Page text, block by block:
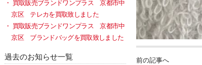
前の記事へ
買取販売ブランドワンプラス 京都市中
京区 テレカを買取致しました
買取販売ブランドワンプラス 京都市中
京区 ブランドバッグを買取致しました
過去のお知らせ一覧